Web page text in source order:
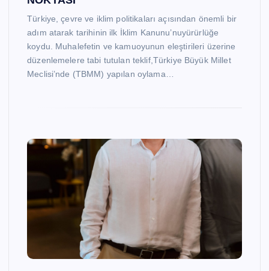
Türkiye, çevre ve iklim politikaları açısından önemli bir
adım atarak tarihinin ilk İklim Kanunu’nuyürürlüğe
koydu. Muhalefetin ve kamuoyunun eleştirileri üzerine
düzenlemelere tabi tutulan teklif,Türkiye Büyük Millet
Meclisi’nde (TBMM) yapılan oylama…